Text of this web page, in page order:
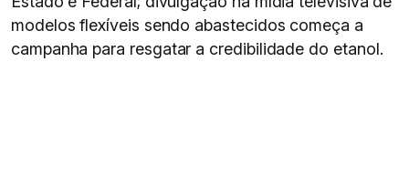
modelos flexíveis sendo abastecidos começa a
campanha para resgatar a credibilidade do etanol.